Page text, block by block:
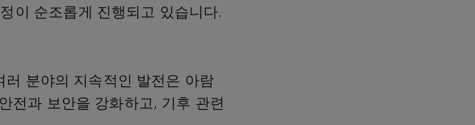
이 순조롭게 진행되고 있습니다.
분야의 지속적인 발전은 아람
전과 보안을 강화하고, 기후 관련